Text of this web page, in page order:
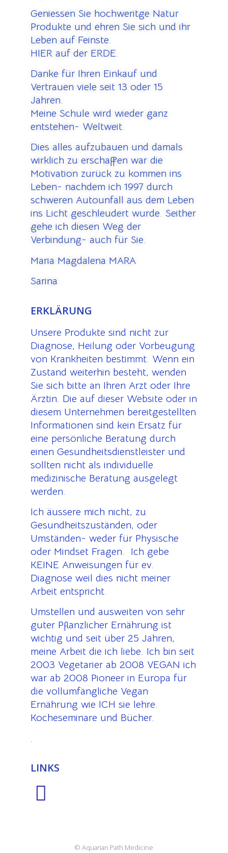
Geniessen Sie hochweritge Natur
Produkte und ehren Sie sich und ihr
Leben auf Feinste.
HIER auf der ERDE.
Danke für Ihren Einkauf und
Vertrauen viele seit 13 oder 15
Jahren.
Meine Schule wird wieder ganz
entstehen- Weltweit.
Dies alles aufzubauen und damals
wirklich zu erschaffen war die
Motivation zurück zu kommen ins
Leben- nachdem ich 1997 durch
schweren Autounfall aus dem Leben
ins Licht geschleudert wurde. Seither
gehe ich diesen Weg der
Verbindung- auch für Sie.
Maria Magdalena MARA
Sarina
ERKLÄRUNG
Unsere Produkte sind nicht zur
Diagnose, Heilung oder Vorbeugung
von Krankheiten bestimmt. Wenn ein
Zustand weiterhin besteht, wenden
Sie sich bitte an Ihren Arzt oder Ihre
Ärztin. Die auf dieser Website oder in
diesem Unternehmen bereitgestellten
Informationen sind kein Ersatz für
eine persönliche Beratung durch
einen Gesundheitsdienstleister und
sollten nicht als individuelle
medizinische Beratung ausgelegt
werden.
Ich äussere mich nicht, zu
Gesundheitszuständen, oder
Umständen- weder für Physische
oder Mindset Fragen. Ich gebe
KEINE Anweisungen für ev.
Diagnose weil dies nicht meiner
Arbeit entspricht.
Umstellen und ausweiten von sehr
guter Pflanzlicher Ernährung ist
wichtig und seit über 25 Jahren,
meine Arbeit die ich liebe. Ich bin seit
2003 Vegetarier ab 2008 VEGAN ich
war ab 2008 Pioneer in Europa für
die vollumfängliche Vegan
Ernährung wie ICH sie lehre.
Kocheseminare und Bücher.
.
LINKS
© Aquarian Path Medicine